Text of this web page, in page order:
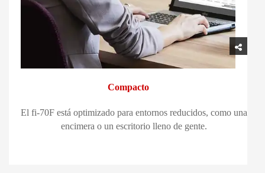
Compacto
El fi-70F está optimizado para entornos reducidos, como una
encimera o un escritorio lleno de gente.